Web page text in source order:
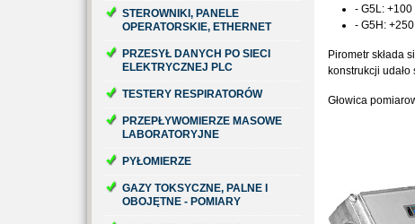
- G5L: +100
- G5H:
Pirometr składa
konstrukcji
Głowica
STEROWNIKI, PANELE
OPERATORSKIE, ETHERNET
PRZESYŁ DANYCH PO SIECI
ELEKTRYCZNEJ PLC
TESTERY RESPIRATORÓW
PRZEPŁYWOMIERZE MASOWE
LABORATORYJNE
PYŁOMIERZE
GAZY TOKSYCZNE, PALNE I
OBOJĘTNE - POMIARY